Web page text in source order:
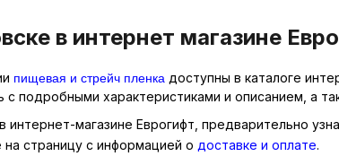
в интернет магазине
пищевая и стрейч пленка доступны в каталоге
подробными характеристиками и описанием, а
магазине Еврогифт, предварительно
страницу с информацией о доставке и оплате.